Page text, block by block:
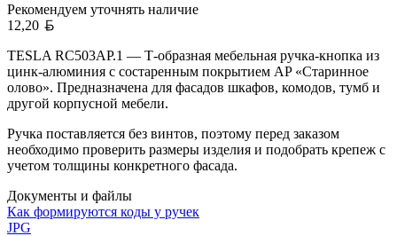
Рекомендуем уточнять наличие
12,20
TESLA RC503AP.1 — Т-образная мебельная ручка-кнопка из
цинк-алюминия с состаренным покрытием AP «Старинное
олово». Предназначена для фасадов шкафов, комодов, тумб и
другой корпусной мебели.
Ручка поставляется без винтов, поэтому перед заказом
необходимо проверить размеры изделия и подобрать крепеж с
учетом толщины конкретного фасада.
Документы и файлы
Как формируются коды у ручек
JPG